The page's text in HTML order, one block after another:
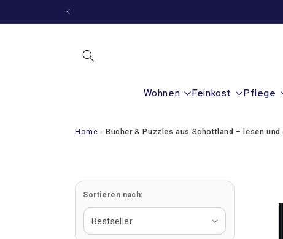
Inhalt
Wohnen Feinkost Pflege
Home › Bücher & Puzzles aus Schottland – lesen
Sortieren nach: